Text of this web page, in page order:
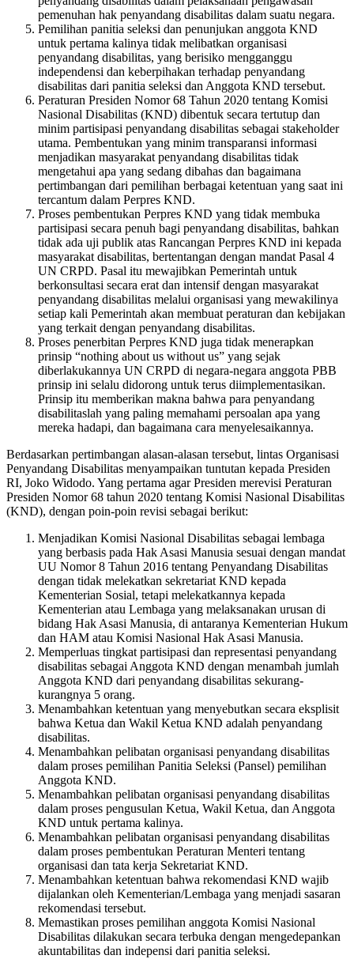
pemenuhan hak penyandang disabilitas dalam suatu negara.
Pemilihan panitia seleksi dan penunjukan anggota KND
untuk pertama kalinya tidak melibatkan organisasi
penyandang disabilitas, yang berisiko mengganggu
independensi dan keberpihakan terhadap penyandang
disabilitas dari panitia seleksi dan Anggota KND tersebut.
Peraturan Presiden Nomor 68 Tahun 2020 tentang Komisi
Nasional Disabilitas (KND) dibentuk secara tertutup dan
minim partisipasi penyandang disabilitas sebagai stakeholder
utama. Pembentukan yang minim transparansi informasi
menjadikan masyarakat penyandang disabilitas tidak
mengetahui apa yang sedang dibahas dan bagaimana
pertimbangan dari pemilihan berbagai ketentuan yang saat ini
tercantum dalam Perpres KND.
Proses pembentukan Perpres KND yang tidak membuka
partisipasi secara penuh bagi penyandang disabilitas, bahkan
tidak ada uji publik atas Rancangan Perpres KND ini kepada
masyarakat disabilitas, bertentangan dengan mandat Pasal 4
UN CRPD. Pasal itu mewajibkan Pemerintah untuk
berkonsultasi secara erat dan intensif dengan masyarakat
penyandang disabilitas melalui organisasi yang mewakilinya
setiap kali Pemerintah akan membuat peraturan dan kebijakan
yang terkait dengan penyandang disabilitas.
Proses penerbitan Perpres KND juga tidak menerapkan
prinsip “nothing about us without us” yang sejak
diberlakukannya UN CRPD di negara-negara anggota PBB
prinsip ini selalu didorong untuk terus diimplementasikan.
Prinsip itu memberikan makna bahwa para penyandang
disabilitaslah yang paling memahami persoalan apa yang
mereka hadapi, dan bagaimana cara menyelesaikannya.
Berdasarkan pertimbangan alasan-alasan tersebut, lintas Organisasi
Penyandang Disabilitas menyampaikan tuntutan kepada Presiden
RI, Joko Widodo. Yang pertama agar Presiden merevisi Peraturan
Presiden Nomor 68 tahun 2020 tentang Komisi Nasional Disabilitas
(KND), dengan poin-poin revisi sebagai berikut:
Menjadikan Komisi Nasional Disabilitas sebagai lembaga
yang berbasis pada Hak Asasi Manusia sesuai dengan mandat
UU Nomor 8 Tahun 2016 tentang Penyandang Disabilitas
dengan tidak melekatkan sekretariat KND kepada
Kementerian Sosial, tetapi melekatkannya kepada
Kementerian atau Lembaga yang melaksanakan urusan di
bidang Hak Asasi Manusia, di antaranya Kementerian Hukum
dan HAM atau Komisi Nasional Hak Asasi Manusia.
Memperluas tingkat partisipasi dan representasi penyandang
disabilitas sebagai Anggota KND dengan menambah jumlah
Anggota KND dari penyandang disabilitas sekurang-
kurangnya 5 orang.
Menambahkan ketentuan yang menyebutkan secara eksplisit
bahwa Ketua dan Wakil Ketua KND adalah penyandang
disabilitas.
Menambahkan pelibatan organisasi penyandang disabilitas
dalam proses pemilihan Panitia Seleksi (Pansel) pemilihan
Anggota KND.
Menambahkan pelibatan organisasi penyandang disabilitas
dalam proses pengusulan Ketua, Wakil Ketua, dan Anggota
KND untuk pertama kalinya.
Menambahkan pelibatan organisasi penyandang disabilitas
dalam proses pembentukan Peraturan Menteri tentang
organisasi dan tata kerja Sekretariat KND.
Menambahkan ketentuan bahwa rekomendasi KND wajib
dijalankan oleh Kementerian/Lembaga yang menjadi sasaran
rekomendasi tersebut.
Memastikan proses pemilihan anggota Komisi Nasional
Disabilitas dilakukan secara terbuka dengan mengedepankan
akuntabilitas dan indepensi dari panitia seleksi.